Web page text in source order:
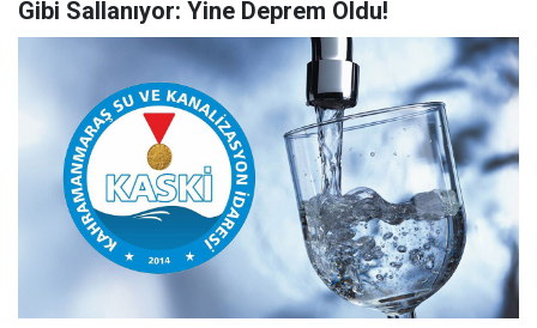
Gibi Sallanıyor: Yine Deprem Oldu!